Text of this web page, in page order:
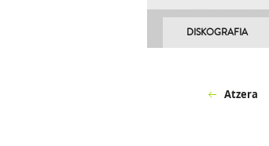
DISKOGRAFIA
Atzera